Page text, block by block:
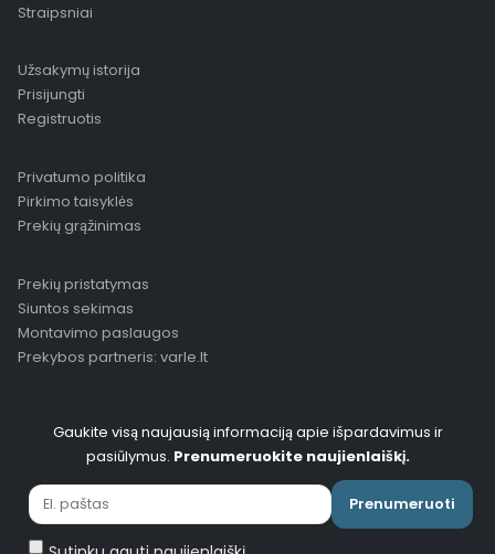
Straipsniai
Užsakymų istorija
Prisijungti
Registruotis
Privatumo politika
Pirkimo taisyklės
Prekių grąžinimas
Prekių pristatymas
Siuntos sekimas
Montavimo paslaugos
Prekybos partneris: varle.lt
Gaukite visą naujausią informaciją apie išpardavimus ir
pasiūlymus. Prenumeruokite naujienlaiškį.
Prenumeruoti